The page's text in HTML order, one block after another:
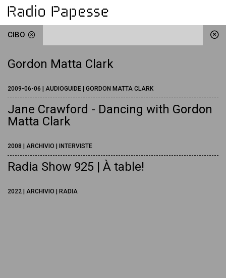
CIBO
Gordon Matta Clark
2009-06-06 | AUDIOGUIDE | GORDON MATTA CLARK
Jane Crawford - Dancing with Gordon
Matta Clark
2008 | ARCHIVIO | INTERVISTE
Radia Show 925 | À table!
2022 | ARCHIVIO | RADIA